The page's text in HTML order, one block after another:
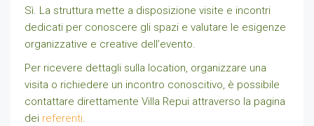
Sì. La struttura mette a disposizione visite e incontri
dedicati per conoscere gli spazi e valutare le esigenze
organizzative e creative dell’evento.
Per ricevere dettagli sulla location, organizzare una
visita o richiedere un incontro conoscitivo, è possibile
contattare direttamente Villa Repui attraverso la pagina
dei referenti.